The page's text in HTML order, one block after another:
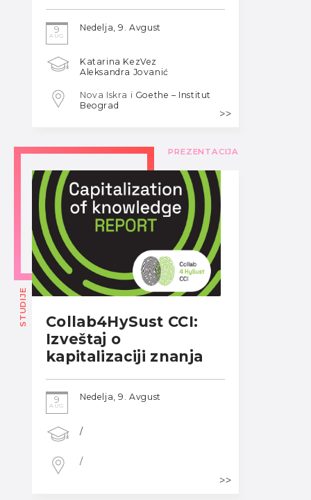
9
AUG
Nedelja, 9. Avgust
Katarina KezVez
Aleksandra Jovanić
Nova Iskra i Goethe – Institut
Beograd
PREZENTACIJA
STUDIJE
Collab4HySust CCI:
Izveštaj o
kapitalizaciji znanja
9
AUG
Nedelja, 9. Avgust
/
/